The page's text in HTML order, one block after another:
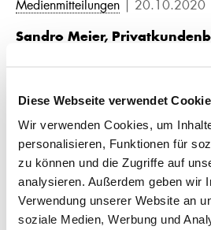
Diese Webseite verwendet
Wir verwenden Cookies, um
personalisieren, Funktionen für
zu können und die Zugriffe auf
analysieren. Außerdem geben wir
Verwendung unserer Website an
soziale Medien, Werbung und
Medienmitteilungen | 20.10.2020
Sandro Meier,
"Finanzplaner mit eidg.
erfolgreich abgeschlossen.
Die APPKB gratuliert Sandro Meier
wünscht ihm weiterhin viel Erfolg